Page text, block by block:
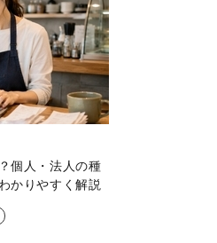
個人・法人の種
かりやすく解説